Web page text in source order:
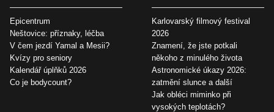
Epicentrum
Neštovice: příznaky, léčba
V čem jezdí Yamal a Mesii?
Kvízy pro seniory
Kalendář úplňků 2026
Co je bodycount?
Karlovarský filmový festival
2026
Znamení, že jste potkali
někoho z minulého života
Astronomické úkazy 2026:
zatmění slunce a další
Jak obléci miminko při
vysokých teplotách?